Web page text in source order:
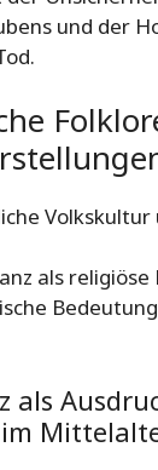
und der
Volkskultur
als religiöse
als